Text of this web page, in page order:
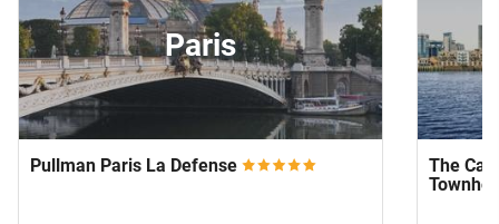
Paris
Pullman Paris La Defense
The